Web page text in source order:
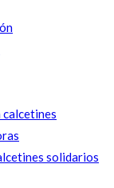
solidarios